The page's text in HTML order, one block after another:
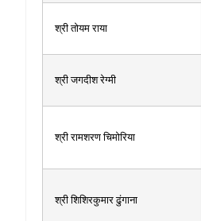
श्री तोयम राया
श्री जगदीश रेग्मी
श्री रामशरण चिमोरिया
श्री शिशिरकुमार ढुंगाना